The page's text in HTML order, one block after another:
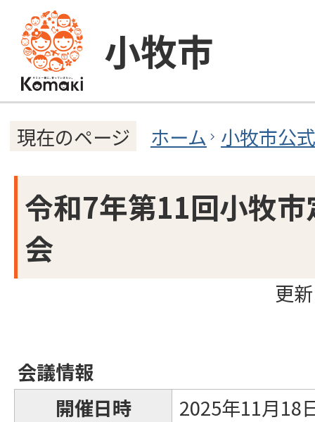
小牧市
現在のページ ホーム 小牧市公
令和7年第11回小牧
会
更
会議情報
開催日時
2025年11月18